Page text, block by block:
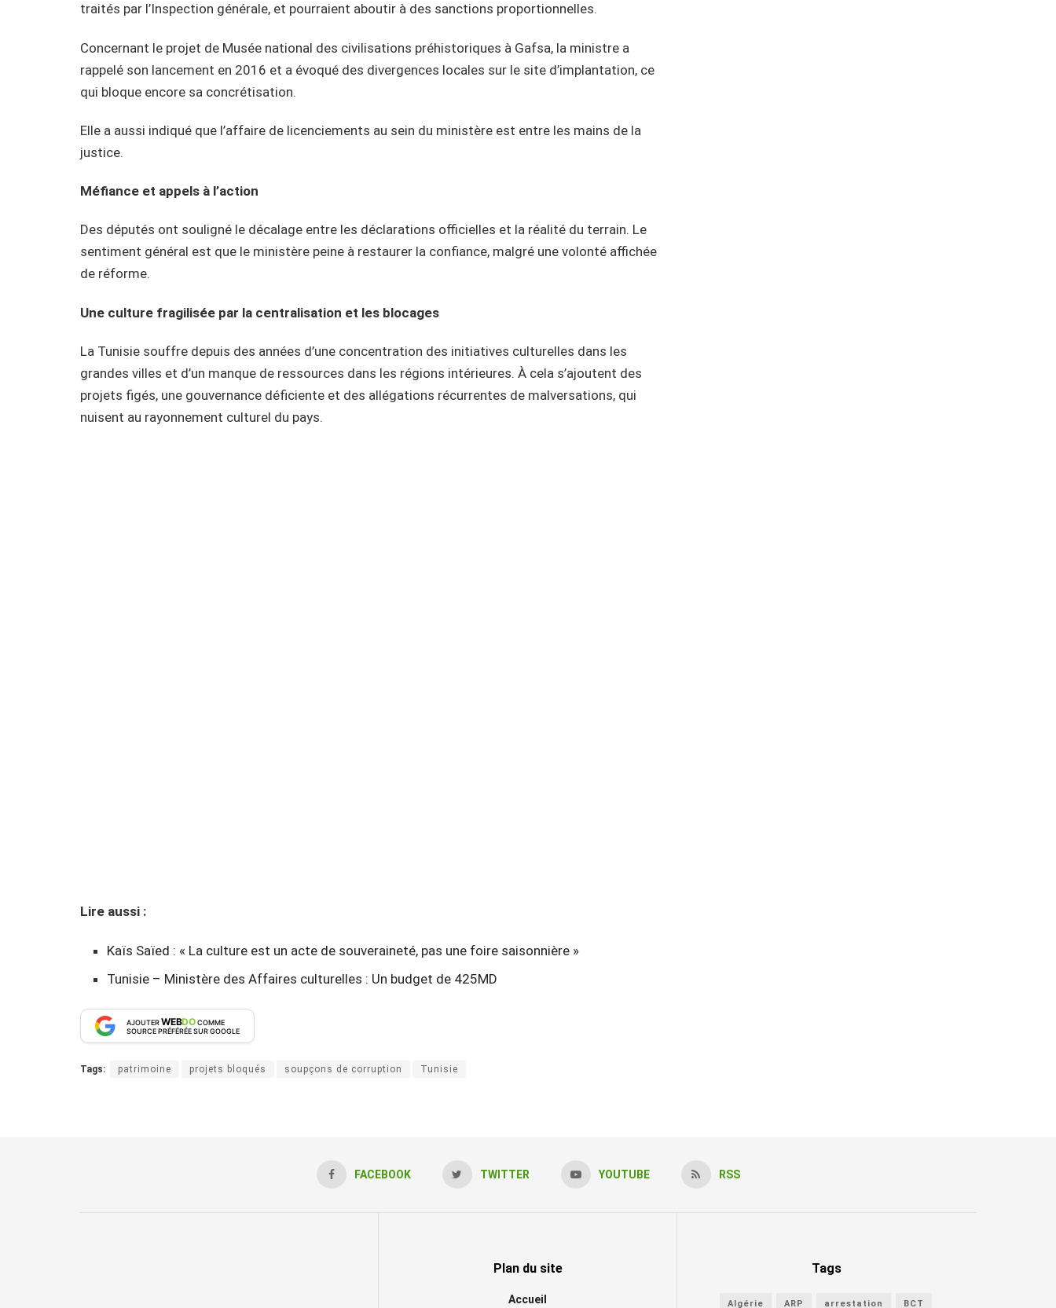
traités par l’Inspection générale, et pourraient aboutir à des sanctions proportionnelles.
Concernant le projet de Musée national des civilisations préhistoriques à Gafsa, la ministre a
rappelé son lancement en 2016 et a évoqué des divergences locales sur le site d’implantation, ce
qui bloque encore sa concrétisation.
Elle a aussi indiqué que l’affaire de licenciements au sein du ministère est entre les mains de la
justice.
Méfiance et appels à l’action
Des députés ont souligné le décalage entre les déclarations officielles et la réalité du terrain. Le
sentiment général est que le ministère peine à restaurer la confiance, malgré une volonté affichée
de réforme.
Une culture fragilisée par la centralisation et les blocages
La Tunisie souffre depuis des années d’une concentration des initiatives culturelles dans les
grandes villes et d’un manque de ressources dans les régions intérieures. À cela s’ajoutent des
projets figés, une gouvernance déficiente et des allégations récurrentes de malversations, qui
nuisent au rayonnement culturel du pays.
Lire aussi :
Kaïs Saïed : « La culture est un acte de souveraineté, pas une foire saisonnière »
Tunisie – Ministère des Affaires culturelles : Un budget de 425MD
AJOUTERWEBDOCOMME
SOURCE PRÉFÉRÉE SUR GOOGLE
Tags: patrimoine projets bloqués soupçons de corruption Tunisie
FACEBOOK TWITTER YOUTUBE RSS
Plan du site
Accueil
Tags
Algérie ARP arrestation BCT